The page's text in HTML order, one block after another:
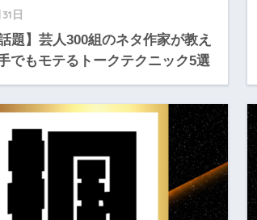
日
題】芸人300組のネタ作家が教え
でもモテるトークテクニック5選